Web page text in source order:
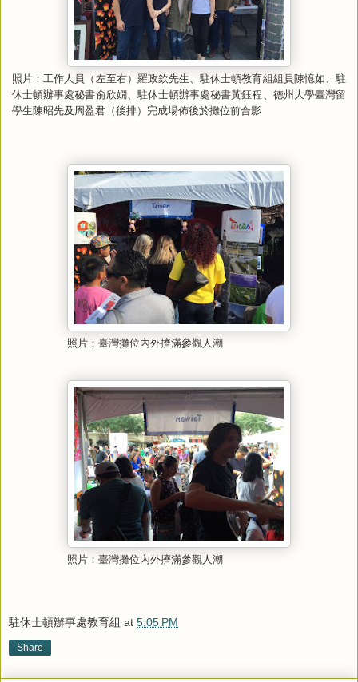
照片：工作人員（左至右）羅政欽先生、駐休士頓教育組組員陳憶如、駐
休士頓辦事處秘書俞欣嫺、駐休士頓辦事處秘書黃鈺程、德州大學臺灣留
學生陳昭先及周盈君（後排）完成場佈後於攤位前合影
照片：臺灣攤位內外擠滿參觀人潮
照片：臺灣攤位內外擠滿參觀人潮
駐休士頓辦事處教育組 at 5:05 PM
Share